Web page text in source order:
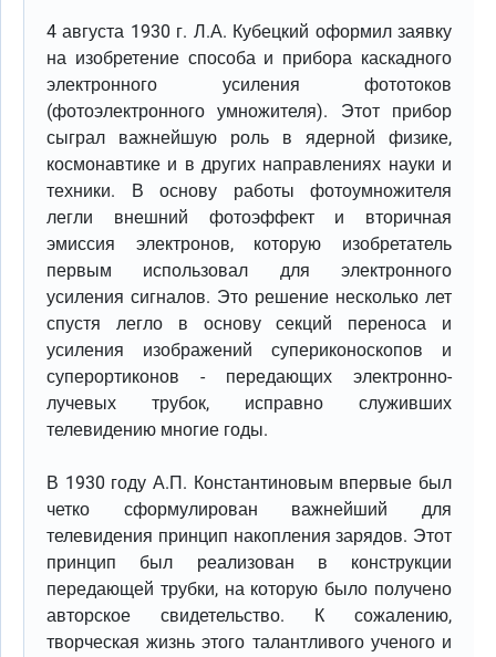
4 августа 1930 г. Л.А. Кубецкий оформил заявку
на изобретение способа и прибора каскадного
электронного усиления фототоков
(фотоэлектронного умножителя). Этот прибор
сыграл важнейшую роль в ядерной физике,
космонавтике и в других направлениях науки и
техники. В основу работы фотоумножителя
легли внешний фотоэффект и вторичная
эмиссия электронов, которую изобретатель
первым использовал для электронного
усиления сигналов. Это решение несколько лет
спустя легло в основу секций переноса и
усиления изображений супериконоскопов и
суперортиконов - передающих электронно-
лучевых трубок, исправно служивших
телевидению многие годы.
В 1930 году А.П. Константиновым впервые был
четко сформулирован важнейший для
телевидения принцип накопления зарядов. Этот
принцип был реализован в конструкции
передающей трубки, на которую было получено
авторское свидетельство. К сожалению,
творческая жизнь этого талантливого ученого и